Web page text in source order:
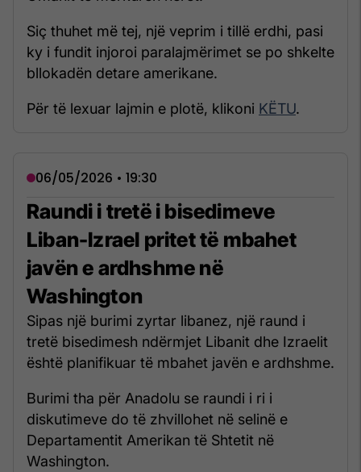
Siç thuhet më tej, një veprim i tillë erdhi, pasi
ky i fundit injoroi paralajmërimet se po shkelte
bllokadën detare amerikane.
Për të lexuar lajmin e plotë, klikoni KËTU.
06/05/2026 • 19:30
Raundi i tretë i bisedimeve
Liban-Izrael pritet të mbahet
javën e ardhshme në
Washington
Sipas një burimi zyrtar libanez, një raund i
tretë bisedimesh ndërmjet Libanit dhe Izraelit
është planifikuar të mbahet javën e ardhshme.
Burimi tha për Anadolu se raundi i ri i
diskutimeve do të zhvillohet në selinë e
Departamentit Amerikan të Shtetit në
Washington.